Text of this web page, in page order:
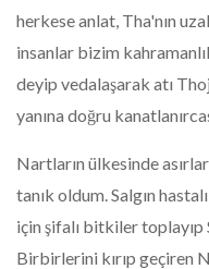
herkese anlat, Tha'nın
insanlar bizim
deyip vedalaşarak atı
yanına doğru
Nartların ülkesinde
tanık oldum. Salgın
için şifalı bitkiler toplayıp
Birbirlerini kırıp geçiren